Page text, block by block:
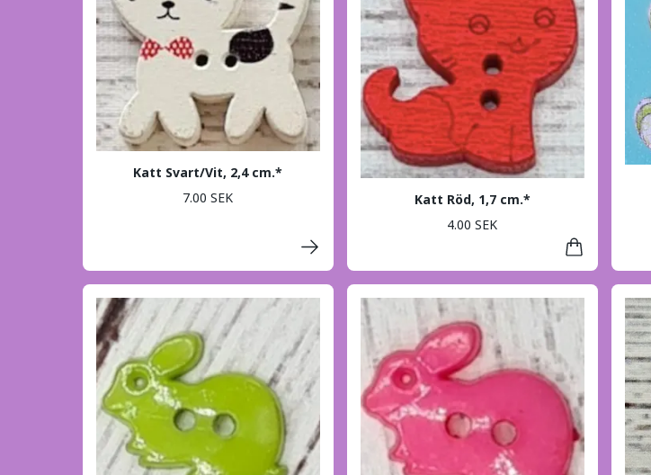
Katt Svart/Vit, 2,4 cm.*
7.00 SEK
Katt Röd, 1,7 cm.*
4.00 SEK